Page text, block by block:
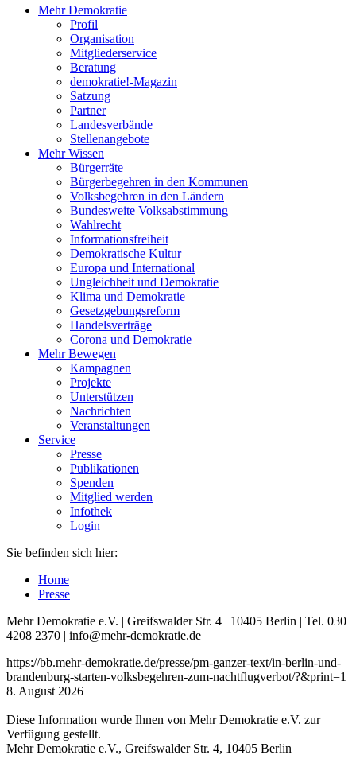
Mehr Demokratie
Profil
Organisation
Mitgliederservice
Beratung
demokratie!-Magazin
Satzung
Partner
Landesverbände
Stellenangebote
Mehr Wissen
Bürgerräte
Bürgerbegehren in den Kommunen
Volksbegehren in den Ländern
Bundesweite Volksabstimmung
Wahlrecht
Informationsfreiheit
Demokratische Kultur
Europa und International
Ungleichheit und Demokratie
Klima und Demokratie
Gesetzgebungsreform
Handelsverträge
Corona und Demokratie
Mehr Bewegen
Kampagnen
Projekte
Unterstützen
Nachrichten
Veranstaltungen
Service
Presse
Publikationen
Spenden
Mitglied werden
Infothek
Login
Sie befinden sich hier:
Home
Presse
Mehr Demokratie e.V. | Greifswalder Str. 4 | 10405 Berlin | Tel. 030
4208 2370 | info@mehr-demokratie.de
https://bb.mehr-demokratie.de/presse/pm-ganzer-text/in-berlin-und-
brandenburg-starten-volksbegehren-zum-nachtflugverbot/?&print=1
8. August 2026
Diese Information wurde Ihnen von Mehr Demokratie e.V. zur
Verfügung gestellt.
Mehr Demokratie e.V., Greifswalder Str. 4, 10405 Berlin